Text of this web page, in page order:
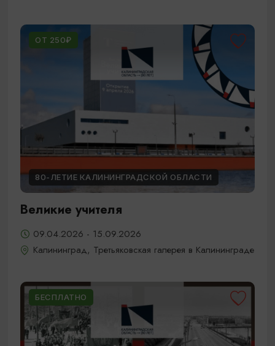
ОТ 250₽
80-ЛЕТИЕ КАЛИНИНГРАДСКОЙ ОБЛАСТИ
Великие учителя
09.04.2026 - 15.09.2026
Калининград, Третьяковская галерея в Калининграде
БЕСПЛАТНО